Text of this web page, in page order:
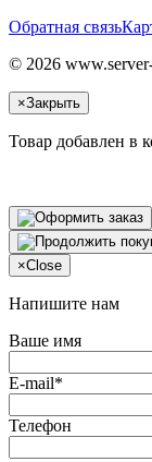
Обратная связь
© 2026
×Закрыть
Товар добавлен в
×Close
Напишите нам
Ваше имя
E-mail*
Телефон